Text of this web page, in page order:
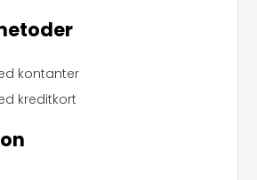
kontanter
kreditkort